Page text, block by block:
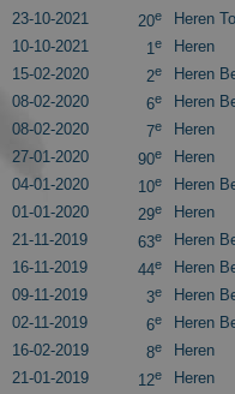
23-10-2021
20e Heren
10-10-2021
1e Heren
15-02-2020
2e Heren
08-02-2020
6e Heren
08-02-2020
7e Heren
27-01-2020
90e Heren
04-01-2020
10e Heren
01-01-2020
29e Heren
21-11-2019
63e Heren
16-11-2019
44e Heren
09-11-2019
3e Heren
02-11-2019
6e Heren
16-02-2019
8e Heren
21-01-2019
12e Heren